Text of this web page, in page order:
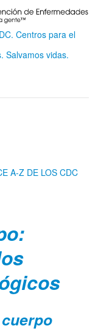
Centros para el
Salvamos vidas.
A-Z DE LOS CDC